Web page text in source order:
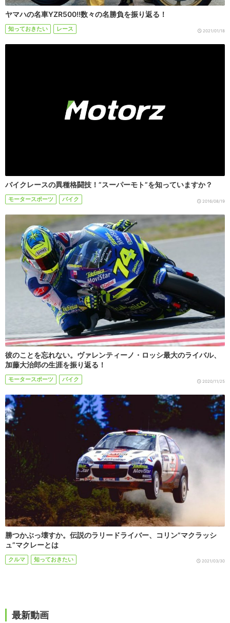
ヤマハの名車YZR500!!数々の名勝負を振り返る！
知っておきたい レース 2021/01/18
バイクレースの異種格闘技！”スーパーモト”を知っていますか？
モータースポーツ バイク 2016/08/19
彼のことを忘れない。ヴァレンティーノ・ロッシ最大のライバル、
加藤大治郎の生涯を振り返る！
モータースポーツ バイク 2020/11/25
勝つかぶっ壊すか。伝説のラリードライバー、コリン”マクラッシ
ュ”マクレーとは
クルマ 知っておきたい 2021/03/30
最新動画